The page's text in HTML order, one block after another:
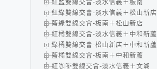
紅藍雙線交會-淡水信義＋板南
紅綠雙線交會-淡水信義＋松山新店
藍綠雙線交會-板南＋松山新店
紅橘雙線交會-淡水信義＋中和新蘆
綠橘雙線交會-松山新店＋中和新蘆
藍橘雙線交會-板南＋中和新蘆
紅咖啡雙線交會-淡水信義＋文湖